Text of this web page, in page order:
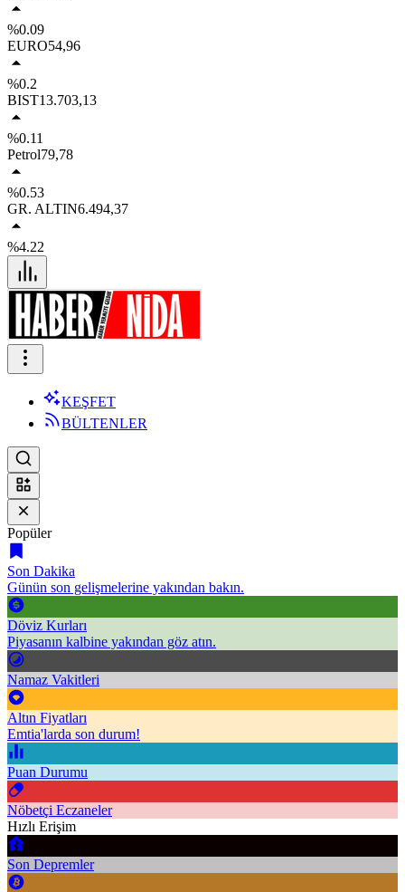
%0.09
EURO54,96
%0.2
BIST13.703,13
%0.11
Petrol79,78
%0.53
GR. ALTIN6.494,37
%4.22
KEŞFET
BÜLTENLER
Popüler
Son Dakika
Günün son gelişmelerine yakından bakın.
Döviz Kurları
Piyasanın kalbine yakından göz atın.
Namaz Vakitleri
Altın Fiyatları
Emtia'larda son durum!
Puan Durumu
Nöbetçi Eczaneler
Hızlı Erişim
Son Depremler